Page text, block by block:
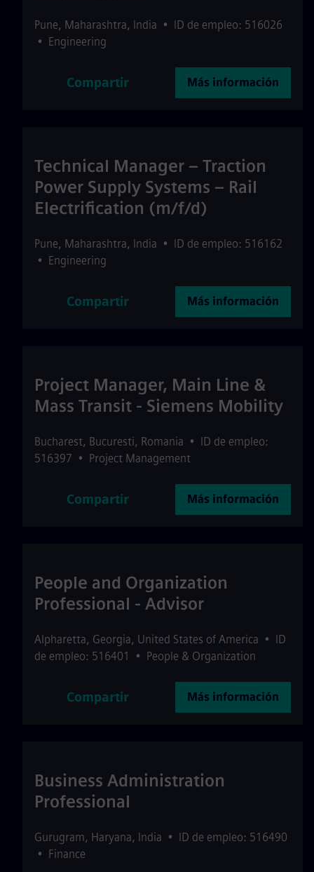
Pune, Maharashtra, India • ID de empleo: 516026
• Engineering
Compartir Más información
Technical Manager – Traction
Power Supply Systems – Rail
Electrification (m/f/d)
Pune, Maharashtra, India • ID de empleo: 516162
• Engineering
Compartir Más información
Project Manager, Main Line &
Mass Transit - Siemens Mobility
Bucharest, Bucuresti, Romania • ID de empleo:
516397 • Project Management
Compartir Más información
People and Organization
Professional - Advisor
Alpharetta, Georgia, United States of America • ID
de empleo: 516401
• People & Organization
Compartir Más información
Business Administration
Professional
Gurugram, Haryana, India • ID de empleo: 516490
• Finance